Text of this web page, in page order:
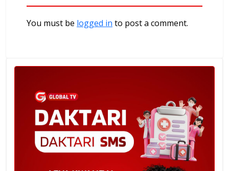
You must be logged in to post a comment.